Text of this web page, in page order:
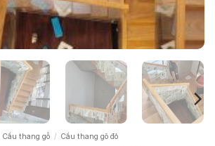
Cầu thang gỗ / Cầu thang gõ đỏ